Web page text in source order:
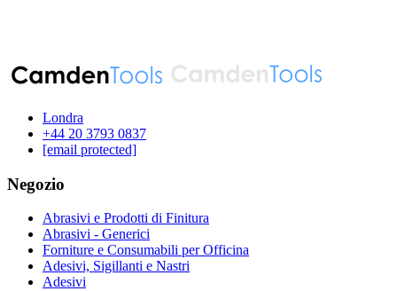
Londra
‪+44 20 3793 0837‬
[email protected]
Negozio
Abrasivi e Prodotti di Finitura
Abrasivi - Generici
Forniture e Consumabili per Officina
Adesivi, Sigillanti e Nastri
Adesivi